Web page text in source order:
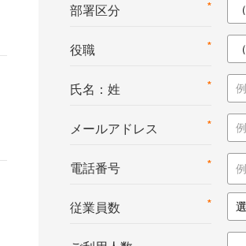
*
部署区分
*
役職
*
氏名：姓
*
メールアドレス
*
電話番号
*
従業員数